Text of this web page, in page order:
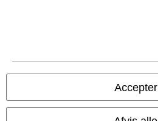
Accepter
EMP Webshops